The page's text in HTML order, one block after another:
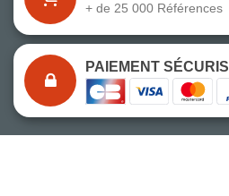
+ de 25 000 Références
PAIEMENT